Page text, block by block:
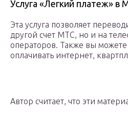
Услуга «Легкий платеж» в
Эта услуга позволяет
другой счет МТС, но и на
операторов. Также вы
оплачивать интернет,
Автор считает, что эти